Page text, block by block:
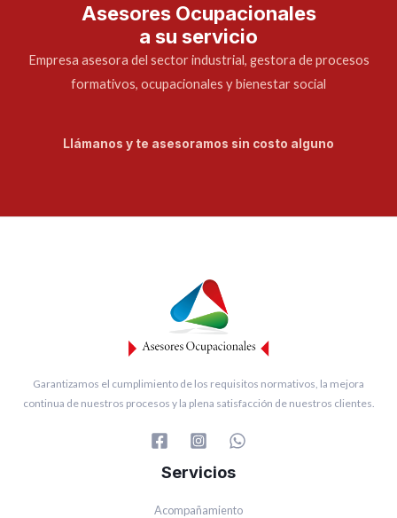
Asesores Ocupacionales
a su servicio
Empresa asesora del sector industrial, gestora de procesos
formativos, ocupacionales y bienestar social
Llámanos y te asesoramos sin costo alguno
Garantizamos el cumplimiento de los requisitos normativos, la mejora
continua de nuestros procesos y la plena satisfacción de nuestros clientes.
Servicios
Acompañamiento